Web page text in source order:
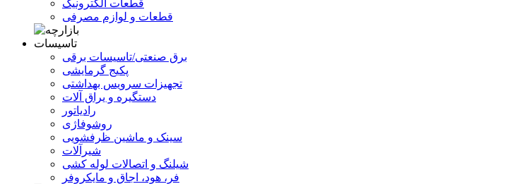
قطعات الکترونیک
قطعات و لوازم مصرفی
تاسیسات
برق صنعتی/تاسیسات برقی
پکیج گرمایشی
تجهیزات سرویس بهداشتی
دستگیره و یراق آلات
رادیاتور
روشوفاژی
سینک و ماشین ظرفشویی
شیرآلات
شیلنگ و اتصالات لوله کشی
فر، هود، اجاق و مایکروفر